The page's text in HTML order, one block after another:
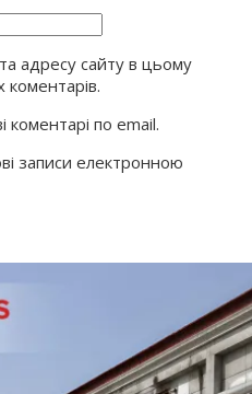
адресу сайту в цьому
по email.
записи електронною